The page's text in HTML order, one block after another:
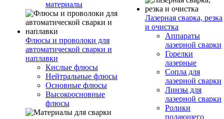
материалы
Флюсы и проволоки для
автоматической сварки и
наплавки
Кислые флюсы
Нейтральные флюсы
Основные флюсы
Высокоосновные
флюсы
Лазерная сварка, резка
и очистка
Аппараты
лазерной сварки
Горелки
лазерные
Сопла для
лазерной сварки
Линзы для
лазерной сварки
Ролики
подающего